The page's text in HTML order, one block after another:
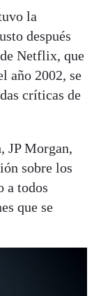
la
después
Netflix, que
año 2002, se
críticas de
JP Morgan,
sobre los
a todos
que se